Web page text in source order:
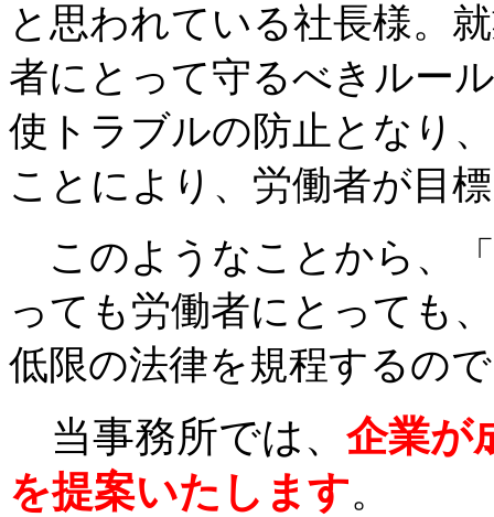
と思われている社長様。
者にとって守るべきルー
使トラブルの防止となり
ことにより、労働者が目
このようなことから、
っても労働者にとっても
低限の法律を規程するの
当事務所では、 企業が
を提案いたします。